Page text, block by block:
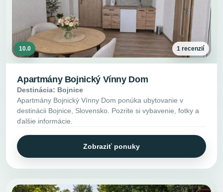
10.0 1 recenzií
Apartmány Bojnický Vínny Dom
Destinácia: Bojnice
Apartmány Bojnický Vínny Dom ponúka ubytovanie v
destinácii Bojnice, Slovensko. Pozrite si vybavenie, fotky a
ďalšie informácie.
Zobraziť ponuky